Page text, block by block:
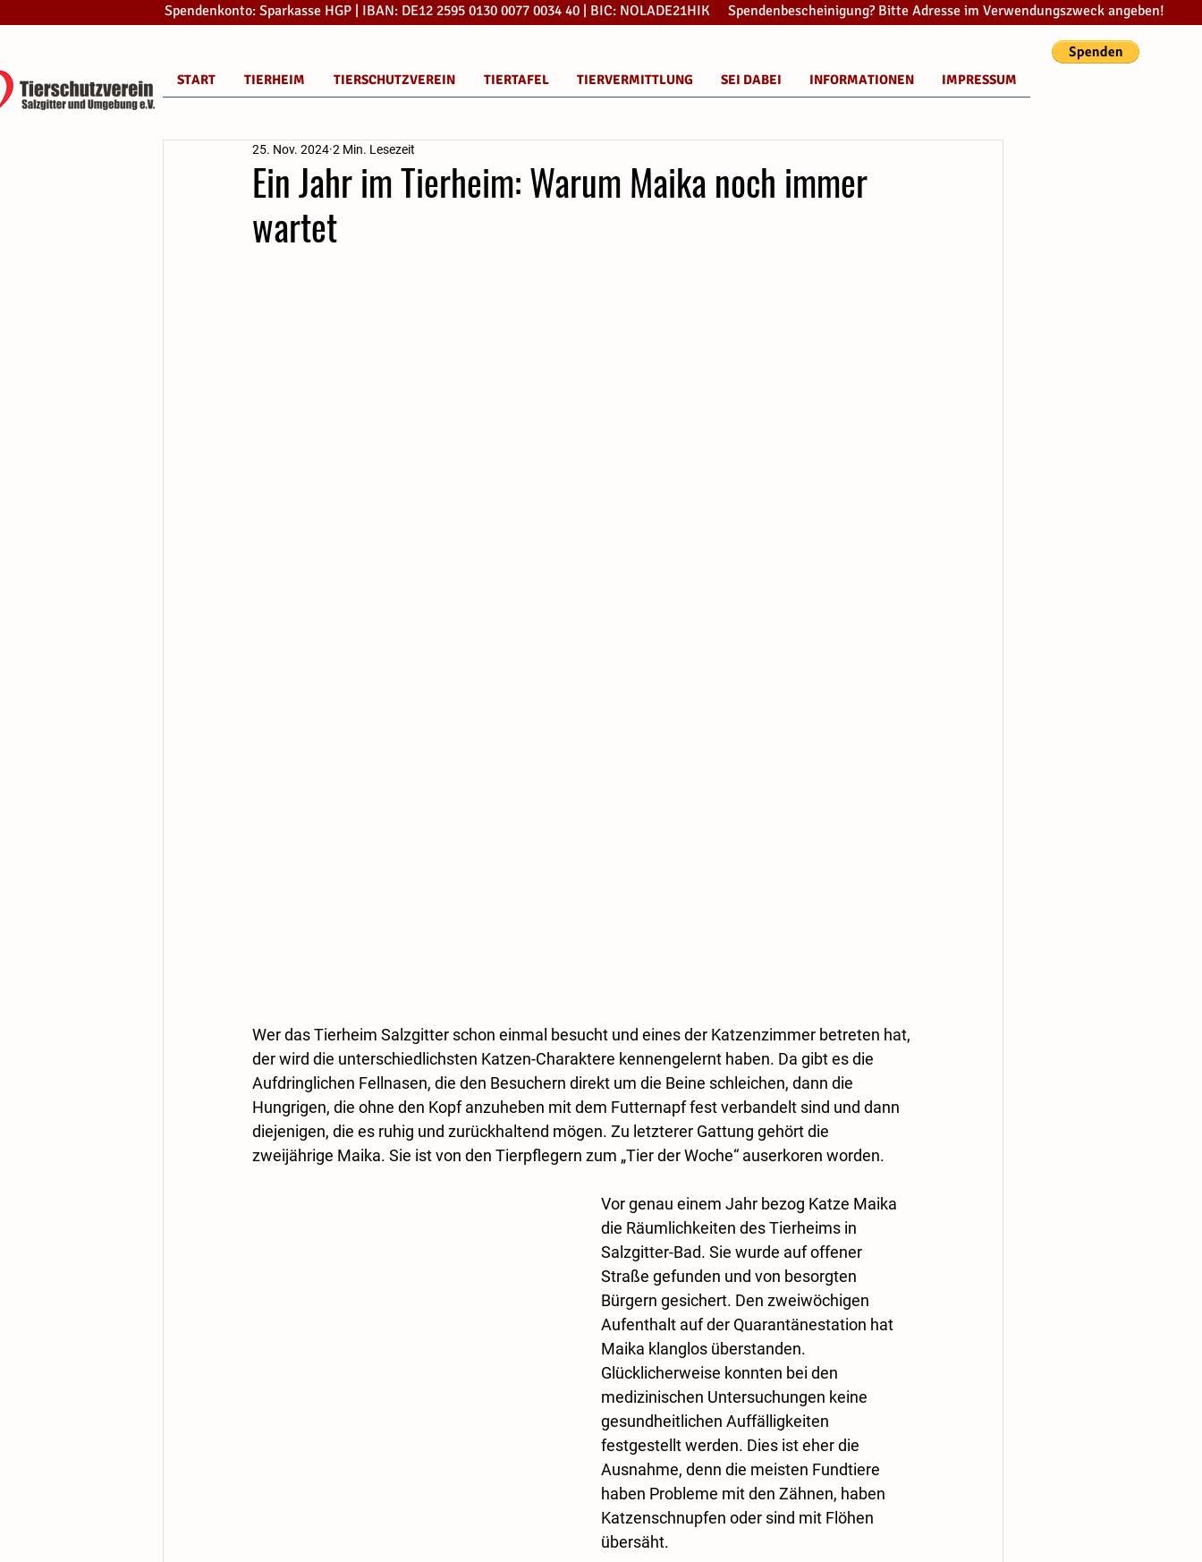
Spendenkonto: Sparkasse HGP | IBAN: DE12 2595 0130 0077 0034 40 | BIC: NOLADE21HIK Spendenbescheinigung? Bitte Adresse im Verwendungszweck angeben!
START TIERHEIM TIERSCHUTZVEREIN TIERTAFEL TIERVERMITTLUNG SEI DABEI INFORMATIONEN IMPRESSUM
Ein Jahr im Tierheim: Warum Maika noch immer
wartet
25. Nov. 2024 2 Min. Lesezeit
Wer das Tierheim Salzgitter schon einmal besucht und eines der Katzenzimmer betreten hat,
der wird die unterschiedlichsten Katzen-Charaktere kennengelernt haben. Da gibt es die
Aufdringlichen Fellnasen, die den Besuchern direkt um die Beine schleichen, dann die
Hungrigen, die ohne den Kopf anzuheben mit dem Futternapf fest verbandelt sind und dann
diejenigen, die es ruhig und zurückhaltend mögen. Zu letzterer Gattung gehört die
zweijährige Maika. Sie ist von den Tierpflegern zum „Tier der Woche“ auserkoren worden.
Vor genau einem Jahr bezog Katze Maika
die Räumlichkeiten des Tierheims in
Salzgitter-Bad. Sie wurde auf offener
Straße gefunden und von besorgten
Bürgern gesichert. Den zweiwöchigen
Aufenthalt auf der Quarantänestation hat
Maika klanglos überstanden.
Glücklicherweise konnten bei den
medizinischen Untersuchungen keine
gesundheitlichen Auffälligkeiten
festgestellt werden. Dies ist eher die
Ausnahme, denn die meisten Fundtiere
haben Probleme mit den Zähnen, haben
Katzenschnupfen oder sind mit Flöhen
übersäht.